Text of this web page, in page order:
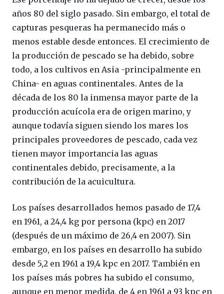
años 80 del siglo pasado. Sin embargo, el total de
capturas pesqueras ha permanecido más o
menos estable desde entonces. El crecimiento de
la producción de pescado se ha debido, sobre
todo, a los cultivos en Asia -principalmente en
China- en aguas continentales. Antes de la
década de los 80 la inmensa mayor parte de la
producción acuícola era de origen marino, y
aunque todavía siguen siendo los mares los
principales proveedores de pescado, cada vez
tienen mayor importancia las aguas
continentales debido, precisamente, a la
contribución de la acuicultura.
Los países desarrollados hemos pasado de 17,4
en 1961, a 24,4 kg por persona (kpc) en 2017
(después de un máximo de 26,4 en 2007). Sin
embargo, en los países en desarrollo ha subido
desde 5,2 en 1961 a 19,4 kpc en 2017. También en
los países más pobres ha subido el consumo,
aunque en menor medida, de 4 en 1961 a 93 kpc en